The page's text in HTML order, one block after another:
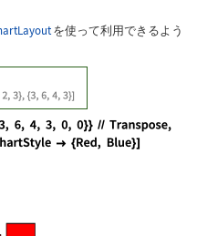
を使って利用できるよう
-3, 4, 5, 2, 3}, {3, 6,